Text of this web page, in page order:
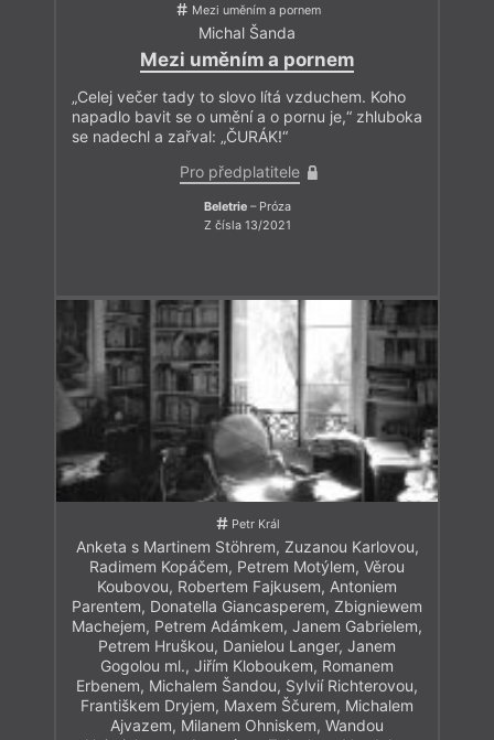
Mezi uměním a pornem
Michal Šanda
Mezi uměním a pornem
„Celej večer tady to slovo lítá vzduchem. Koho
napadlo bavit se o umění a o pornu je,“ zhluboka
se nadechl a zařval: „ČURÁK!“
Pro předplatitele
Beletrie– Próza
Z čísla 13/2021
Petr Král
Anketa s Martinem Stöhrem, Zuzanou Karlovou,
Radimem Kopáčem, Petrem Motýlem, Věrou
Koubovou, Robertem Fajkusem, Antoniem
Parentem, Donatella Giancasperem, Zbigniewem
Machejem, Petrem Adámkem, Janem Gabrielem,
Petrem Hruškou, Danielou Langer, Janem
Gogolou ml., Jiřím Kloboukem, Romanem
Erbenem, Michalem Šandou, Sylvií Richterovou,
Františkem Dryjem, Maxem Ščurem, Michalem
Ajvazem, Milanem Ohniskem, Wandou